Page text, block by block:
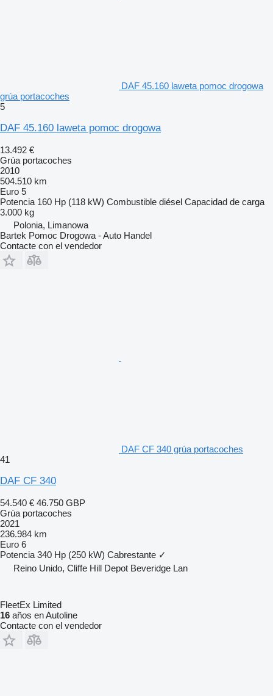
DAF 45.160 laweta pomoc drogowa
grúa portacoches
5
DAF 45.160 laweta pomoc drogowa
13.492 €
Grúa portacoches
2010
504.510 km
Euro 5
Potencia 160 Hp (118 kW) Combustible diésel Capacidad de carga
3.000 kg
Polonia, Limanowa
Bartek Pomoc Drogowa - Auto Handel
Contacte con el vendedor
DAF CF 340 grúa portacoches
41
DAF CF 340
54.540 € 46.750 GBP
Grúa portacoches
2021
236.984 km
Euro 6
Potencia 340 Hp (250 kW) Cabrestante ✓
Reino Unido, Cliffe Hill Depot Beveridge Lan
FleetEx Limited
16 años en Autoline
Contacte con el vendedor